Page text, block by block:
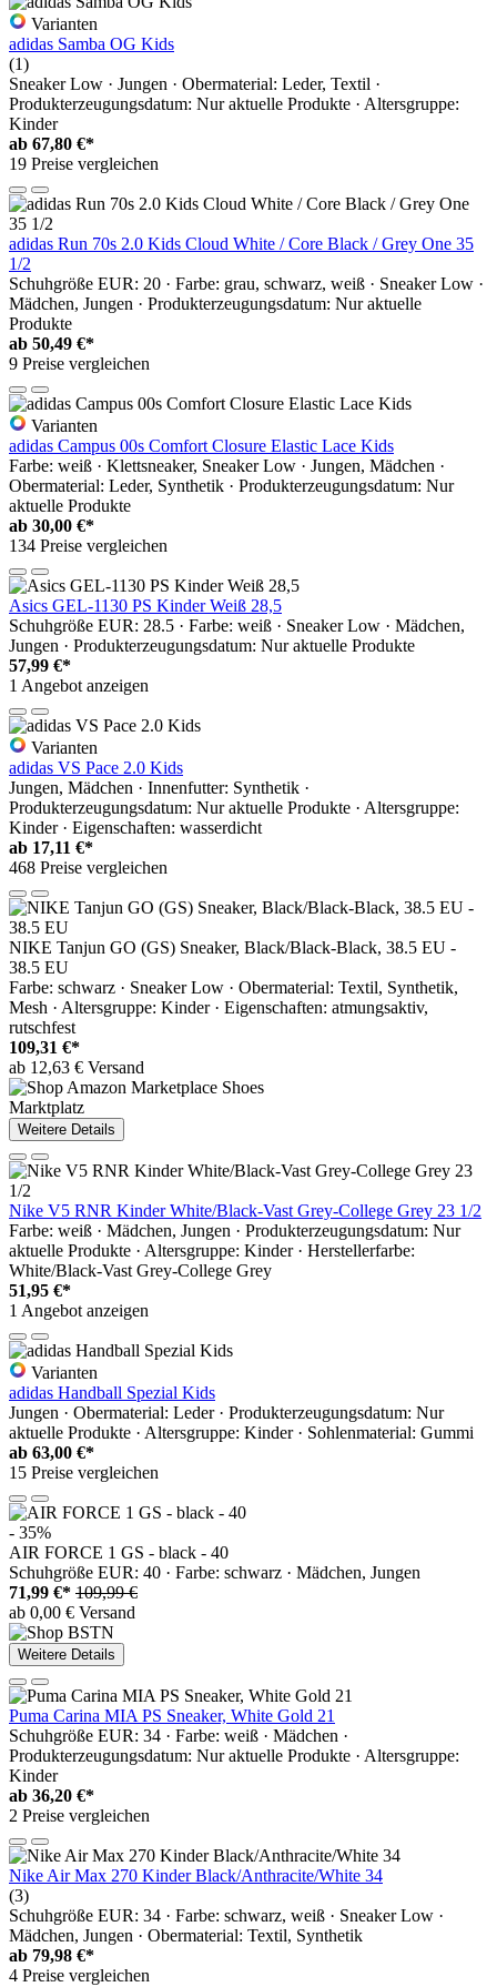
Varianten
adidas Samba OG Kids
(1)
Sneaker Low · Jungen · Obermaterial: Leder, Textil ·
Produkterzeugungsdatum: Nur aktuelle Produkte · Altersgruppe:
Kinder
ab 67,80 €*
19 Preise vergleichen
adidas Run 70s 2.0 Kids Cloud White / Core Black / Grey One 35
1/2
Schuhgröße EUR: 20 · Farbe: grau, schwarz, weiß · Sneaker Low ·
Mädchen, Jungen · Produkterzeugungsdatum: Nur aktuelle
Produkte
ab 50,49 €*
9 Preise vergleichen
Varianten
adidas Campus 00s Comfort Closure Elastic Lace Kids
Farbe: weiß · Klettsneaker, Sneaker Low · Jungen, Mädchen ·
Obermaterial: Leder, Synthetik · Produkterzeugungsdatum: Nur
aktuelle Produkte
ab 30,00 €*
134 Preise vergleichen
Asics GEL-1130 PS Kinder Weiß 28,5
Schuhgröße EUR: 28.5 · Farbe: weiß · Sneaker Low · Mädchen,
Jungen · Produkterzeugungsdatum: Nur aktuelle Produkte
57,99 €*
1 Angebot anzeigen
Varianten
adidas VS Pace 2.0 Kids
Jungen, Mädchen · Innenfutter: Synthetik ·
Produkterzeugungsdatum: Nur aktuelle Produkte · Altersgruppe:
Kinder · Eigenschaften: wasserdicht
ab 17,11 €*
468 Preise vergleichen
NIKE Tanjun GO (GS) Sneaker, Black/Black-Black, 38.5 EU -
38.5 EU
Farbe: schwarz · Sneaker Low · Obermaterial: Textil, Synthetik,
Mesh · Altersgruppe: Kinder · Eigenschaften: atmungsaktiv,
rutschfest
109,31 €*
ab 12,63 € Versand
Marktplatz
Weitere Details
Nike V5 RNR Kinder White/Black-Vast Grey-College Grey 23 1/2
Farbe: weiß · Mädchen, Jungen · Produkterzeugungsdatum: Nur
aktuelle Produkte · Altersgruppe: Kinder · Herstellerfarbe:
White/Black-Vast Grey-College Grey
51,95 €*
1 Angebot anzeigen
Varianten
adidas Handball Spezial Kids
Jungen · Obermaterial: Leder · Produkterzeugungsdatum: Nur
aktuelle Produkte · Altersgruppe: Kinder · Sohlenmaterial: Gummi
ab 63,00 €*
15 Preise vergleichen
- 35%
AIR FORCE 1 GS - black - 40
Schuhgröße EUR: 40 · Farbe: schwarz · Mädchen, Jungen
71,99 €* 109,99 €
ab 0,00 € Versand
Weitere Details
Puma Carina MIA PS Sneaker, White Gold 21
Schuhgröße EUR: 34 · Farbe: weiß · Mädchen ·
Produkterzeugungsdatum: Nur aktuelle Produkte · Altersgruppe:
Kinder
ab 36,20 €*
2 Preise vergleichen
Nike Air Max 270 Kinder Black/Anthracite/White 34
(3)
Schuhgröße EUR: 34 · Farbe: schwarz, weiß · Sneaker Low ·
Mädchen, Jungen · Obermaterial: Textil, Synthetik
ab 79,98 €*
4 Preise vergleichen